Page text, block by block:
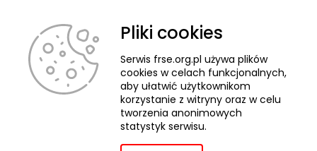
kontakt@frse.org.pl
© 2026 Fundacja Rozwoju Systemu Edukacji
Ochrona danych osobowych
ZGŁASZANIE NARUSZEŃ
Pliki cookies
Serwis frse.org.pl używa plików
cookies w celach funkcjonalnych,
aby ułatwić użytkownikom
korzystanie z witryny oraz w celu
tworzenia anonimowych
statystyk serwisu.